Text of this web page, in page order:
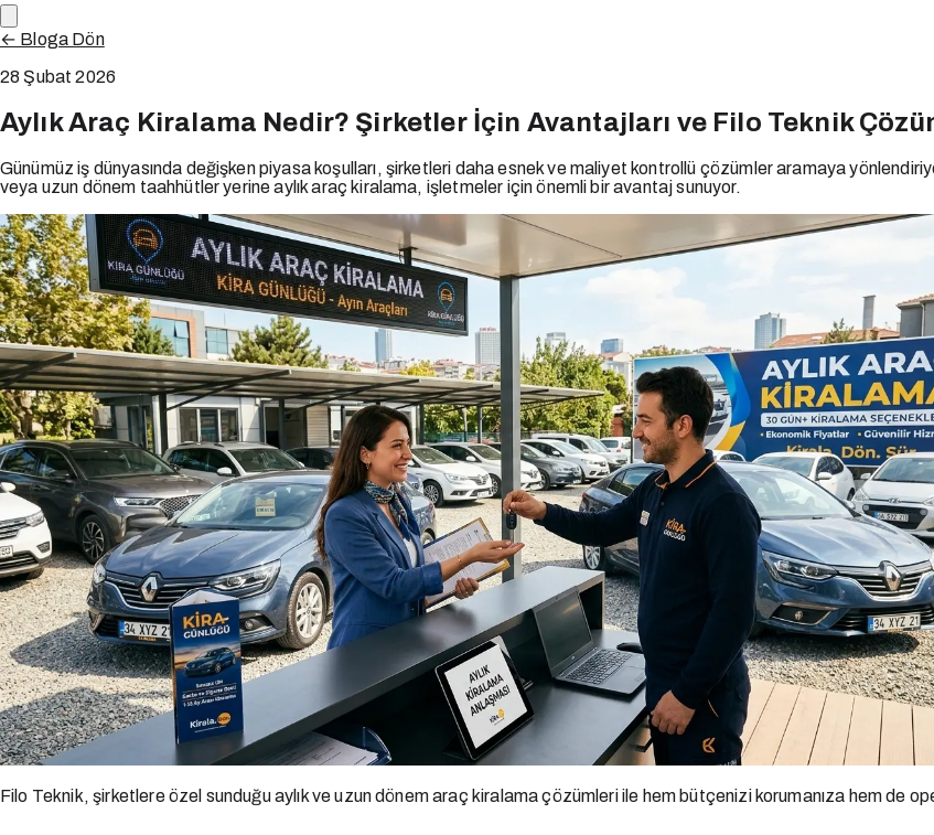
← Bloga Dön
28 Şubat 2026
Aylık Araç Kiralama Nedir? Şirketler İçin Avantajları ve Filo Teknik
Günümüz iş dünyasında değişken piyasa koşulları, şirketleri daha esnek ve maliyet kontrollü çözümler aramaya
veya uzun dönem taahhütler yerine aylık araç kiralama, işletmeler için önemli bir avantaj sunuyor.
Filo Teknik, şirketlere özel sunduğu aylık ve uzun dönem araç kiralama çözümleri ile hem bütçenizi korumanıza hem de